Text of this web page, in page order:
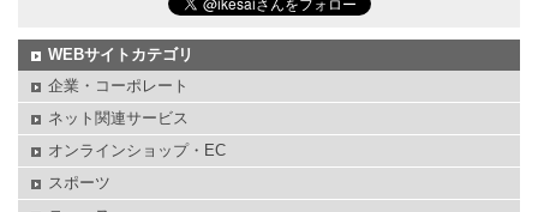
WEBサイトカテゴリ
企業・コーポレート
ネット関連サービス
オンラインショップ・EC
スポーツ